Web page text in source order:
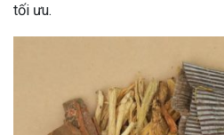
tối ưu.